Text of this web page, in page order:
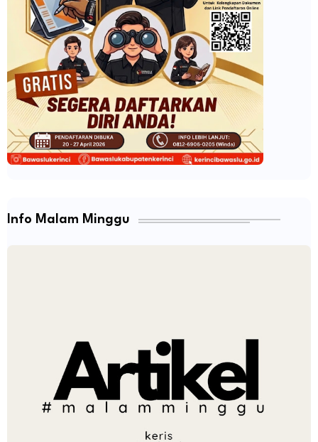
Info Malam Minggu